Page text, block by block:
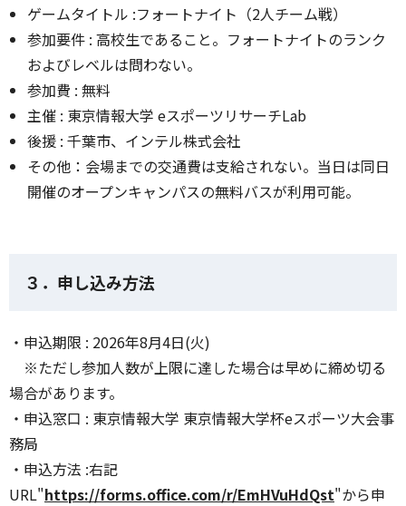
ゲームタイトル :フォートナイト（2人チーム戦）
参加要件 : 高校生であること。フォートナイトのランク
およびレベルは問わない。
参加費 : 無料
主催 : 東京情報大学 eスポーツリサーチLab
後援 : 千葉市、インテル株式会社
その他：会場までの交通費は支給されない。当日は同日
開催のオープンキャンパスの無料バスが利用可能。
３．申し込み方法
・申込期限 : 2026年8月4日(火)
※ただし参加人数が上限に達した場合は早めに締め切る
場合があります。
・申込窓口 : 東京情報大学 東京情報大学杯eスポーツ大会事
務局
・申込方法 :右記
URL"https://forms.office.com/r/EmHVuHdQst"から申